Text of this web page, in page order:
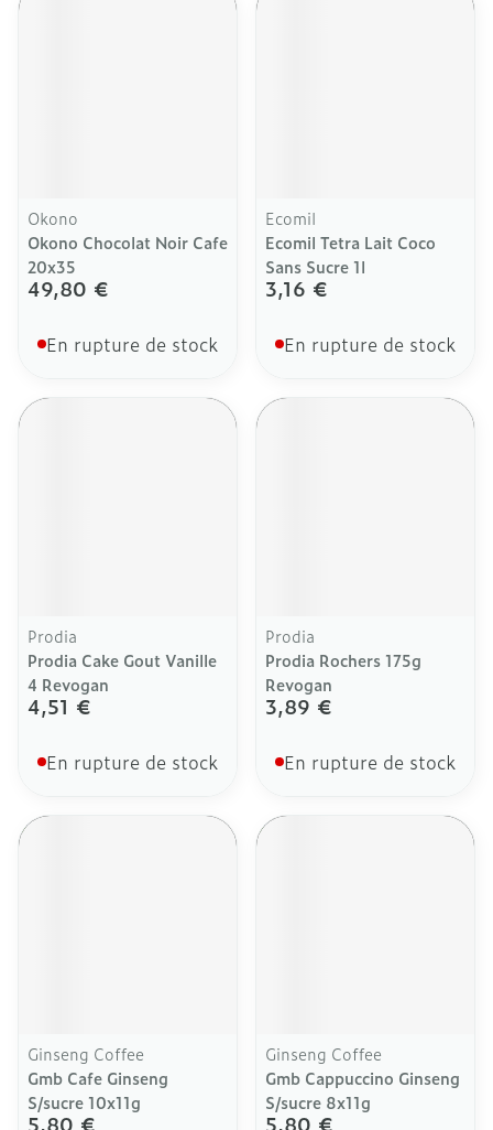
Okono
Okono Chocolat Noir Cafe
20x35
49,80 €
En rupture de stock
Ecomil
Ecomil Tetra Lait Coco
Sans Sucre 1l
3,16 €
En rupture de stock
Prodia
Prodia Cake Gout Vanille
4 Revogan
4,51 €
En rupture de stock
Prodia
Prodia Rochers 175g
Revogan
3,89 €
En rupture de stock
Ginseng Coffee
Gmb Cafe Ginseng
S/sucre 10x11g
5,80 €
Ginseng Coffee
Gmb Cappuccino Ginseng
S/sucre 8x11g
5,80 €